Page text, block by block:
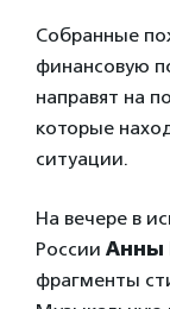
Собранные
финансовую
направят на
которые
ситуации.
На вечере в
России Анны
фрагменты